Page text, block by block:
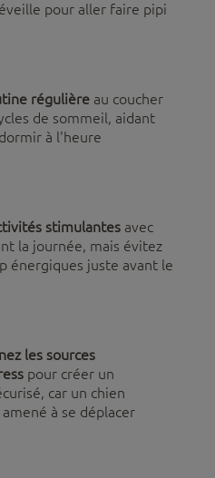
pour aller faire pipi
régulière au coucher
de sommeil, aidant
à l'heure
stimulantes avec
la journée, mais évitez
énergiques juste avant le
les sources
pour créer un
car un chien
à se déplacer